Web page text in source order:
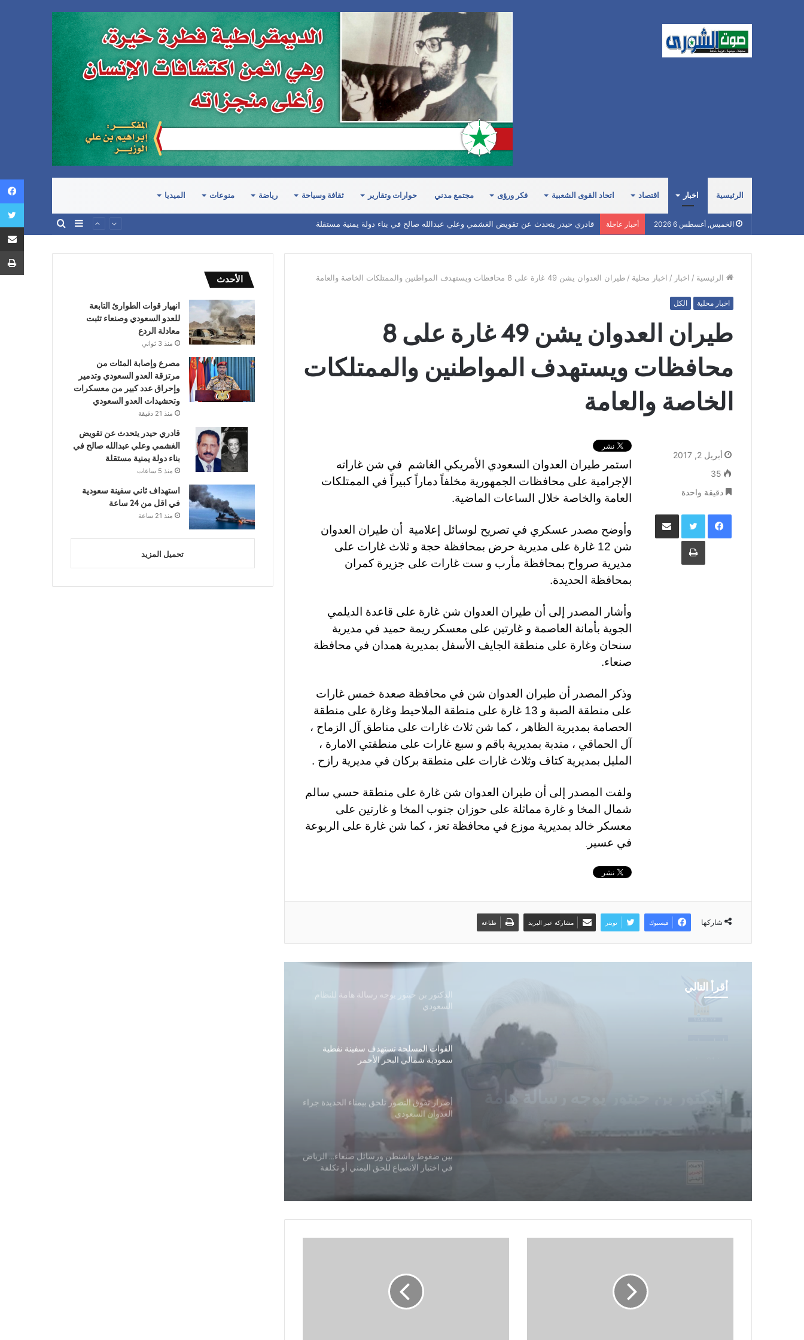
الرئيسية اخبار اقتصاد اتحاد القوى الشعبية فكر ورؤى مجتمع مدني حوارات وتقارير ثقافة وسياحة رياضة منوعات الميديا
الخميس, أغسطس 6 2026 أخبار عاجلة قادري حيدر يتحدث عن تقويض الغشمي وعلي عبدالله صالح في بناء دولة يمنية مستقلة
إضافة
الرئيسية / اخبار / اخبار محلية / طيران العدوان يشن 49 غارة على 8 محافظات ويستهدف المواطنين والممتلكات الخاصة والعامة
اخبار محلية الكل
طيران العدوان يشن 49 غارة على 8
محافظات ويستهدف المواطنين والممتلكات
الخاصة والعامة
استمر طيران العدوان السعودي الأمريكي الغاشم في شن غاراته
الإجرامية على محافظات الجمهورية مخلفاً دماراً كبيراً في الممتلكات
العامة والخاصة خلال الساعات الماضية.
وأوضح مصدر عسكري في تصريح لوسائل إعلامية أن طيران العدوان
شن 12 غارة على مديرية حرض بمحافظة حجة و ثلاث غارات على
مديرية صرواح بمحافظة مأرب و ست غارات على جزيرة كمران
بمحافظة الحديدة.
وأشار المصدر إلى أن طيران العدوان شن غارة على قاعدة الديلمي
الجوية بأمانة العاصمة و غارتين على معسكر ريمة حميد في مديرية
سنحان وغارة على منطقة الجايف الأسفل بمديرية همدان في محافظة
صنعاء.
وذكر المصدر أن طيران العدوان شن في محافظة صعدة خمس غارات
على منطقة الصبة و 13 غارة على منطقة الملاحيط وغارة على منطقة
الحصامة بمديرية الظاهر ، كما شن ثلاث غارات على مناطق آل الزماح ،
آل الحماقي ، مندبة بمديرية باقم و سبع غارات على منطقتي الامارة ،
المليل بمديرية كتاف وثلاث غارات على منطقة بركان في مديرية رازح .
ولفت المصدر إلى أن طيران العدوان شن غارة على منطقة حسي سالم
شمال المخا و غارة مماثلة على حوزان جنوب المخا و غارتين على
معسكر خالد بمديرية موزع في محافظة تعز ، كما شن غارة على الربوعة
في عسير
أبريل 2, 2017
35
دقيقة واحدة
فيسبوك تويتر
طباعة
شاركها فيسبوك تويتر مشاركة عبر البريد طباعة
أقرأ التالي
القوات المسلحة تستهدف سفينة
نفطية سعودية شمالي البحر الأحمر
بحضور اتحاد القوى الشعبية .. منظمة انتصاف
تصدر تقريرا حقوقياً بعنوان “دماء بلا عدالة”
بمطار نجران
الكشف عن سبب أزمة لقاحات الأطفال
الدكتور بن حبتور يوجه رسالة هامة للنظام
القوات المسلحة تستهدف سفينة نفطية
سعودية شمالي البحر الأحمر
أضرار تفوق التصور تلحق بيمناء الحديدة جراء
العدوان السعودي
بين ضغوط واشنطن ورسائل صنعاء… الرياض
في اختبار الانصياع للحق اليمني أو تكلفة
التصعيد
منصات الشحن البحري الدولية: شلل في
الموانئ السعودية
القوات المسلحة تستهدف هدفاً حساساً
بمطار نجران
الأحدث
انهيار قوات الطوارئ التابعة
للعدو السعودي وصنعاء تثبت
معادلة الردع
منذ 3 ثواني
مصرع وإصابة المئات من
مرتزقة العدو السعودي وتدمير
وإحراق عدد كبير من معسكرات
وتحشيدات العدو السعودي
منذ 21 دقيقة
قادري حيدر يتحدث عن تقويض
الغشمي وعلي عبدالله صالح في
بناء دولة يمنية مستقلة
منذ 5 ساعات
استهداف ثاني سفينة سعودية
في اقل من 24 ساعة
منذ 21 ساعة
تحميل المزيد